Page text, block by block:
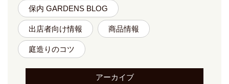
保内 GARDENS BLOG
出店者向け情報 商品情報
庭造りのコツ
アーカイブ